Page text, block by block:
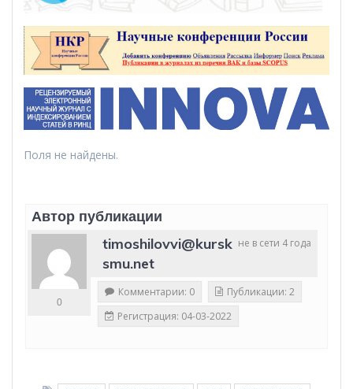
Поля не найдены.
Автор публикации
не в сети 4 года
timoshilovvi@kursk
smu.net
0
Комментарии: 0
Публикации: 2
Регистрация: 04-03-2022